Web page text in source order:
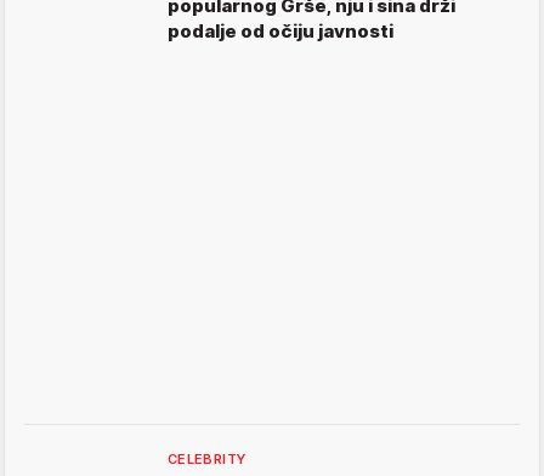
popularnog Grše, nju i sina drži
podalje od očiju javnosti
CELEBRITY